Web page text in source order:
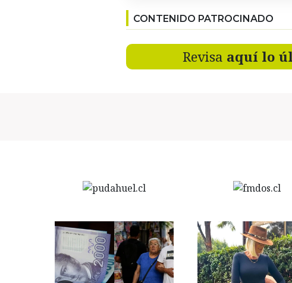
CONTENIDO PATROCINADO
Revisa aquí lo